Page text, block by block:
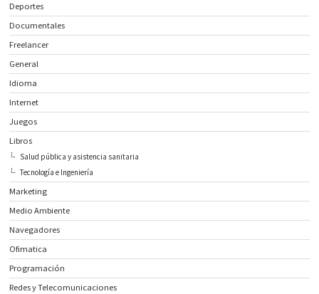
Deportes
Documentales
Freelancer
General
Idioma
Internet
Juegos
Libros
Salud pública y asistencia sanitaria
Tecnología e Ingeniería
Marketing
Medio Ambiente
Navegadores
Ofimatica
Programación
Redes y Telecomunicaciones